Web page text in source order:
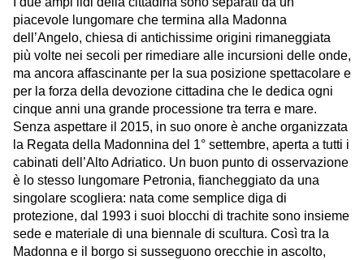
piacevole lungomare che termina alla Madonna
dell’Angelo, chiesa di antichissime origini rimaneggiata
più volte nei secoli per rimediare alle incursioni delle onde,
ma ancora affascinante per la sua posizione spettacolare e
per la forza della devozione cittadina che le dedica ogni
cinque anni una grande processione tra terra e mare.
Senza aspettare il 2015, in suo onore è anche organizzata
la Regata della Madonnina del 1° settembre, aperta a tutti i
cabinati dell’Alto Adriatico. Un buon punto di osservazione
è lo stesso lungomare Petronia, fiancheggiato da una
singolare scogliera: nata come semplice diga di
protezione, dal 1993 i suoi blocchi di trachite sono insieme
sede e materiale di una biennale di scultura. Così tra la
Madonna e il borgo si susseguono orecchie in ascolto,